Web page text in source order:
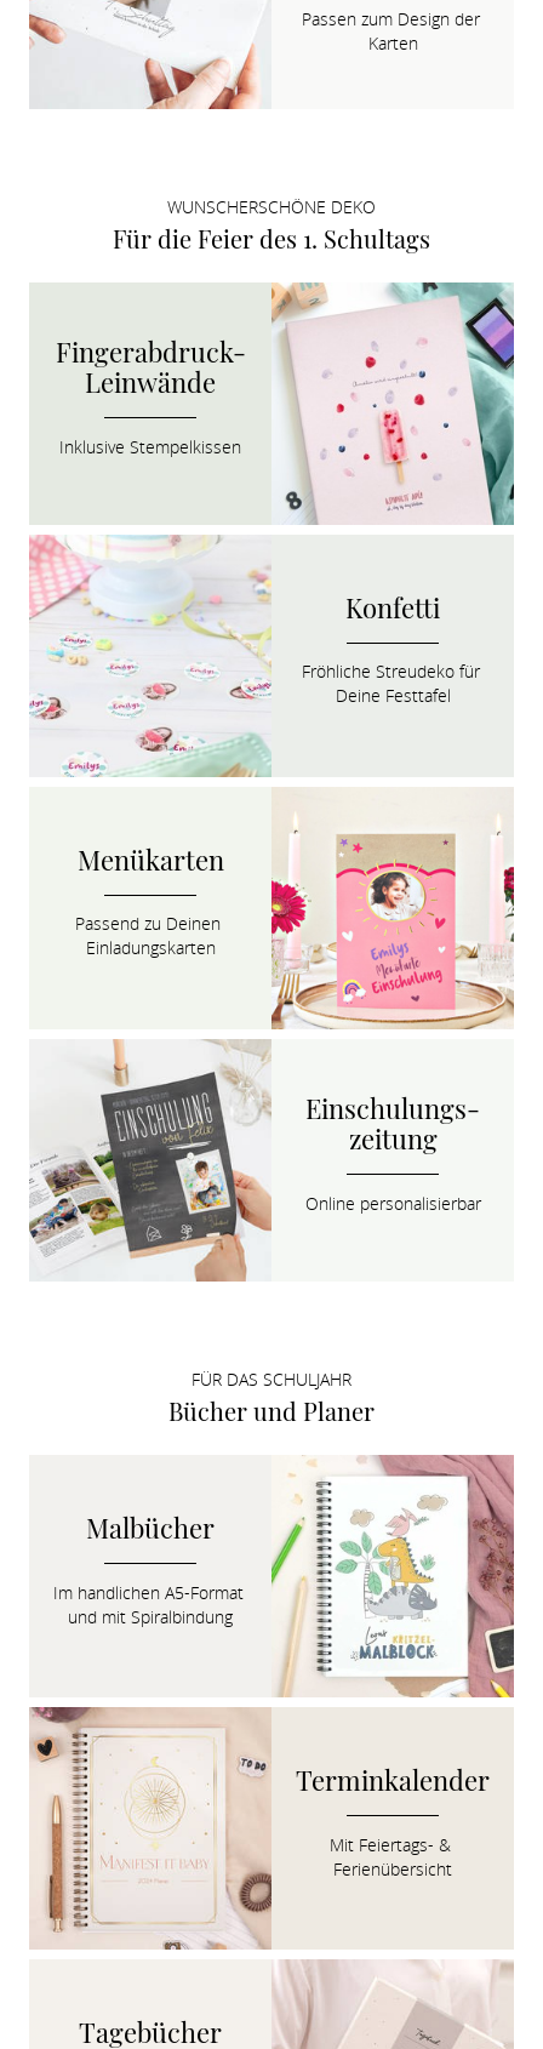
Passen zum Design der
Karten
WUNSCHERSCHÖNE DEKO
Für die Feier des 1. Schultags
Fingerabdruck-
Leinwände
Inklusive Stempelkissen
Konfetti
Fröhliche Streudeko für
Deine Festtafel
Menükarten
Passend zu Deinen
Einladungskarten
Einschulungs­
zeitung
Online personalisierbar
FÜR DAS SCHULJAHR
Bücher und Planer
Malbücher
Im handlichen A5-Format
und mit Spiralbindung
Terminkalender
Mit Feiertags- &
Ferienübersicht
Tagebücher